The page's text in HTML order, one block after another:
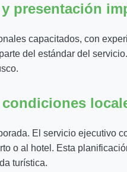
presentación
capacitados, con
del estándar del
El servicio ejecutivo
o al hotel. Esta
turística.